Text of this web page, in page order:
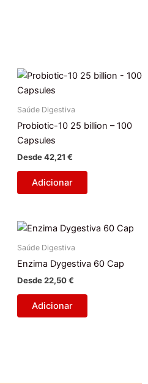
Saúde Digestiva
Probiotic-10 25 billion – 100
Capsules
Desde42,21 €
Adicionar
Saúde Digestiva
Enzima Dygestiva 60 Cap
Desde22,50€
Adicionar